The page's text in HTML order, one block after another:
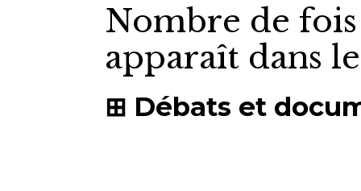
Nombre de
apparaît dans
Débats et